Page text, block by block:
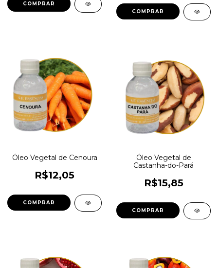
COMPRAR
COMPRAR
Óleo Vegetal de Cenoura
R$12,05
COMPRAR
Óleo Vegetal de
Castanha-do-Pará
R$15,85
COMPRAR